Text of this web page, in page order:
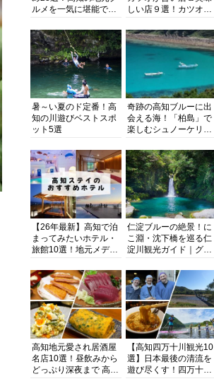
ルメを一気に堪能でき
底解剖
しい店９選！カツオの
紹介
暑～い夏のド定番！高
知の川遊びベストスポ
ット5選
奇跡の高知ブルーに出
会える海！「柏島」で
楽しむシュノーケリン
浴にキャンプまで透明
度抜群の海の楽園を徹
底紹介
【26年最新】高知で泊
まってみたいホテル・
旅館10選！地元メディ
厳選
仁淀ブルーの絶景！に
こ淵・沈下橋を巡る仁
淀川観光ガイド｜グル
まで完全網羅！
高知地元愛され居酒屋
名店10選！昼飲みから
どっぷり深夜まで 高知
【高知四万十川観光10
選】日本最後の清流を
遊び尽くす！四万十川